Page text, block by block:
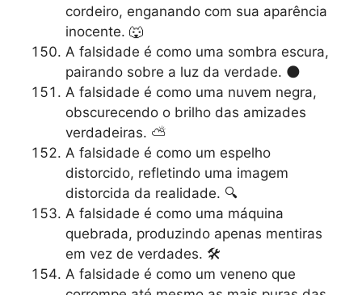
cordeiro, enganando com sua aparência
inocente. 🐺
A falsidade é como uma sombra escura,
pairando sobre a luz da verdade. 🌑
A falsidade é como uma nuvem negra,
obscurecendo o brilho das amizades
verdadeiras. ⛅
A falsidade é como um espelho
distorcido, refletindo uma imagem
distorcida da realidade. 🔍
A falsidade é como uma máquina
quebrada, produzindo apenas mentiras
em vez de verdades. 🛠️
A falsidade é como um veneno que